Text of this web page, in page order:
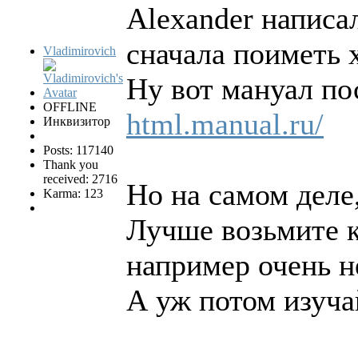
Vladimirovich
OFFLINE
Инквизитор
Posts: 117140
Thank you
received: 2716
Karma: 123
Alexander
сначала поиметь
Ну вот мануал
html.manual.ru/
Но на самом
Лучше возьмите
например очень
А уж потом